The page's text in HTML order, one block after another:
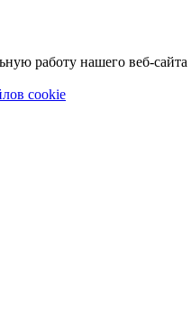
работу нашего веб-сайта
cookie